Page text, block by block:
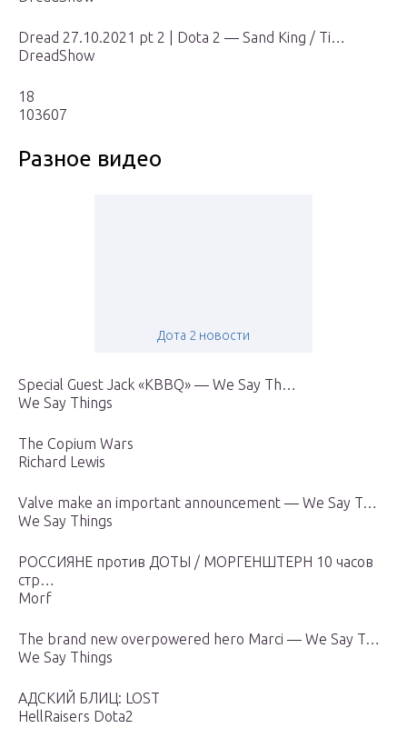
Dread 27.10.2021 pt 2 | Dota 2 — Sand King / Ti…
DreadShow
18
103607
Разное видео
Дота 2 новости
Special Guest Jack «KBBQ» — We Say Th…
We Say Things
The Copium Wars
Richard Lewis
Valve make an important announcement — We Say T…
We Say Things
РОССИЯНЕ против ДОТЫ / МОРГЕНШТЕРН 10 часов
стр…
Morf
The brand new overpowered hero Marci — We Say T…
We Say Things
АДСКИЙ БЛИЦ: LOST
HellRaisers Dota2